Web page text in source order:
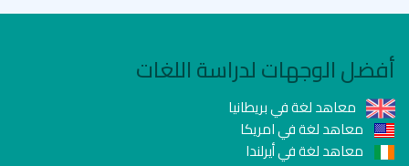
أفضل الوجهات لدراسة اللغات
معاهد لغة في بريطانيا
معاهد لغة في امريكا
معاهد لغة في أيرلندا